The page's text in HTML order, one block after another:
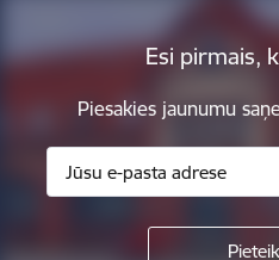
Esi pirmais,
Piesakies jaunumu